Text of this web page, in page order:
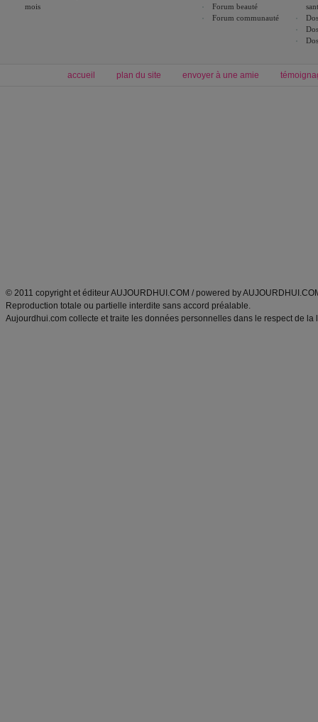
mois
Forum beauté
Forum communauté
accueil plan du site envoyer à une amie
© 2011 copyright et éditeur AUJOURDHUI.COM / powered by
Reproduction totale ou partielle interdite sans accord préalable.
Aujourdhui.com collecte et traite les données personnelles dans le respect de